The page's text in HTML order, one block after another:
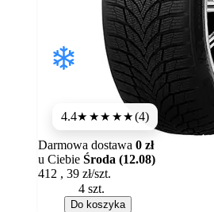
4.4★★★★★(4)
Dostępność:
Darmowa dostawa 0 zł
u Ciebie Środa (12.08)
412 , 39 zł/szt.
Do koszyka